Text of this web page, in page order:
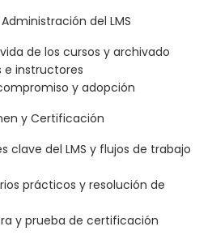
del LMS
de los cursos y archivado
e instructores
y adopción
y Certificación
clave del LMS y flujos de trabajo
prácticos y resolución de
y prueba de certificación